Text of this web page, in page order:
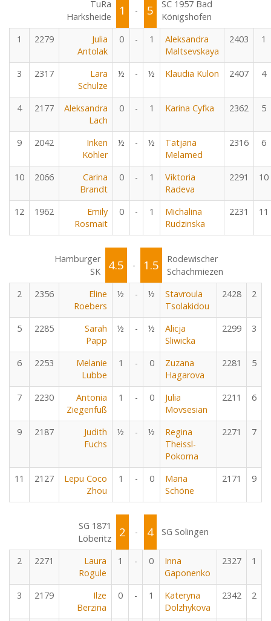
TuRa
Harksheide
1 - 5
SC 1957 Bad
Königshofen
1
2279
Julia
Antolak
0 - 1
Aleksandra
Maltsevskaya
2403 1
3 2317
Lara
Schulze
½ - ½ Klaudia Kulon 2407 4
4 2177
Aleksandra
Lach
0 - 1 Karina Cyfka 2362 5
9 2042
Inken
Köhler
½ - ½
Tatjana
Melamed
2316 6
10 2066
Carina
Brandt
0 - 1
Viktoria
Radeva
2291 10
12 1962
Emily
Rosmait
0 - 1
Michalina
Rudzinska
2231 11
Hamburger
SK
4.5 - 1.5
Rodewischer
Schachmiezen
2
2356
Eline
Roebers
½ - ½
Stavroula
Tsolakidou
2428 2
5 2285
Sarah
Papp
½ - ½
Alicja
Sliwicka
2299 3
6 2253
Melanie
Lubbe
1 - 0
Zuzana
Hagarova
2281 5
7 2230
Antonia
Ziegenfuß
1 - 0
Julia
Movsesian
2211 6
9 2187
Judith
Fuchs
½ - ½
Regina
Theissl-
Pokorna
2271 7
11 2127
Lepu Coco
Zhou
1 - 0
Maria
Schöne
2171 9
SG 1871
Löberitz
2 - 4 SG Solingen
2 2271
Laura
Rogule
1 - 0
Inna
Gaponenko
2327 1
3 2179
Ilze
Berzina
0 - 1
Kateryna
Dolzhykova
2342 2